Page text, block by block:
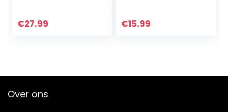
S-vorm, antislip en
€27.99
Inklapbaar, Wit
€15.99
Over ons